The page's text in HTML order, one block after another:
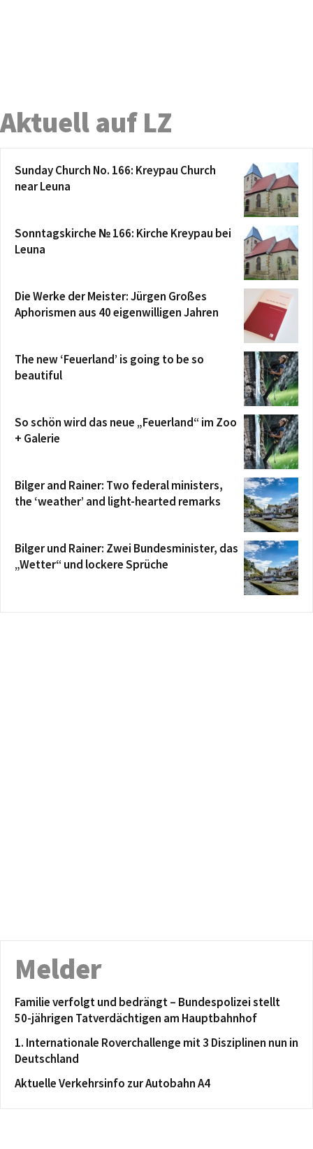
Aktuell auf LZ
Sunday Church No. 166: Kreypau Church
near Leuna
Sonntagskirche № 166: Kirche Kreypau bei
Leuna
Die Werke der Meister: Jürgen Großes
Aphorismen aus 40 eigenwilligen Jahren
The new ‘Feuerland’ is going to be so
beautiful
So schön wird das neue „Feuerland“ im Zoo
+ Galerie
Bilger and Rainer: Two federal ministers,
the ‘weather’ and light-hearted remarks
Bilger und Rainer: Zwei Bundesminister, das
„Wetter“ und lockere Sprüche
Melder
Familie verfolgt und bedrängt – Bundespolizei stellt
50-jährigen Tatverdächtigen am Hauptbahnhof
1. Internationale Roverchallenge mit 3 Disziplinen nun in
Deutschland
Aktuelle Verkehrsinfo zur Autobahn A4